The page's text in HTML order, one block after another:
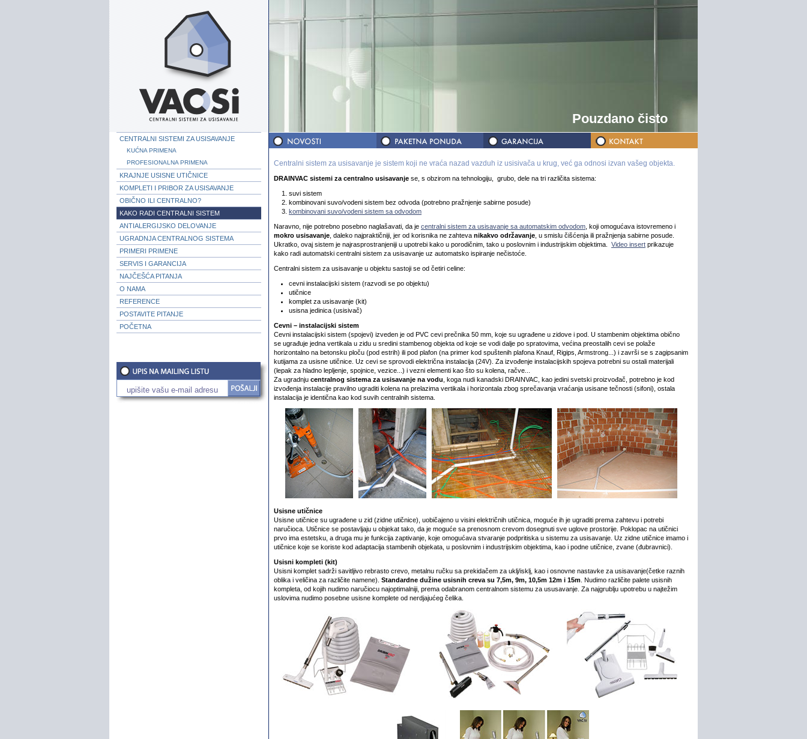
Centralni sistem za usisavanje je sistem koji ne vraća nazad vazduh iz usisivača u krug, već ga odnosi izvan vašeg objekta.
DRAINVAC sistemi za centralno usisavanje se, s obzirom na tehnologiju, grubo, dele na tri različita sistema:
suvi sistem
kombinovani suvo/vodeni sistem bez odvoda (potrebno pražnjenje sabirne posude)
kombinovani suvo/vodeni sistem sa odvodom
Naravno, nije potrebno posebno naglašavati, da je centralni sistem za usisavanje sa automatskim odvodom , koji omogućava istovremeno i
mokro usisavanje , daleko najpraktičniji, jer od korisnika ne zahteva nikakvo održavanje , u smislu čišćenja ili pražnjenja sabirne posude.
Ukratko, ovaj sistem je najrasprostranjeniji u upotrebi kako u porodičnim, tako u poslovnim i industrijskim objektima. Video insert prikazuje
kako radi automatski centralni sistem za usisavanje uz automatsko ispiranje nečistoće.
Centralni sistem za usisavanje u objektu sastoji se od četiri celine:
cevni instalacijski sistem (razvodi se po objektu)
utičnice
komplet za usisavanje (kit)
usisna jedinica (usisivač)
Cevni – instalacijski sistem
Cevni instalacijski sistem (spojevi) izveden je od PVC cevi prečnika 50 mm, koje su ugrađene u zidove i pod. U stambenim objektima obično
se ugrađuje jedna vertikala u zidu u sredini stambenog objekta od koje se vodi dalje po spratovima, većina preostalih cevi se polaže
horizontalno na betonsku ploču (pod estrih) ili pod plafon (na primer kod spuštenih plafona Knauf, Rigips, Armstrong...) i završi se s zagipsanim
kutijama za usisne utičnice. Uz cevi se sprovodi električna instalacija (24V). Za izvođenje instalacijskih spojeva potrebni su ostali materijali
(lepak za hladno lepljenje, spojnice, vezice...) i vezni elementi kao što su kolena, račve...
Za ugradnju centralnog sistema za usisavanje na vodu , koga nudi kanadski DRAINVAC, kao jedini svetski proizvođač, potrebno je kod
izvođenja instalacije pravilno ugraditi kolena na prelazima vertikala i horizontala zbog sprečavanja vraćanja usisane tečnosti (sifoni), ostala
instalacija je identična kao kod suvih centralnih sistema.
Usisne utičnice
Usisne utičnice su ugrađene u zid (zidne utičnice), uobičajeno u visini električnih utičnica, moguće ih je ugraditi prema zahtevu i potrebi
naručioca. Utičnice se postavljaju u objekat tako, da je moguće sa prenosnom crevom dosegnuti sve uglove prostorije. Poklopac na utičnici
prvo ima estetsku, a druga mu je funkcija zaptivanje, koje omogućava stvaranje podpritiska u sistemu za usisavanje. Uz zidne utičnice imamo i
utičnice koje se koriste kod adaptacija stambenih objekata, u poslovnim i industrijskim objektima, kao i podne utičnice, zvane (đubravnici).
Usisni kompleti (kit)
Usisni komplet sadrži savitljivo rebrasto crevo, metalnu ručku sa prekidačem za uklj/isklj, kao i osnovne nastavke za usisavanje(četke raznih
oblika i veličina za različite namene). Standardne dužine usisnih creva su 7,5m, 9m, 10,5m 12m i 15m . Nudimo različite palete usisnih
kompleta, od kojih nudimo naručiocu najoptimalniji, prema odabranom centralnom sistemu za ususavanje. Za najgrublju upotrebu u najtežim
uslovima nudimo posebne usisne komplete od nerdjajućeg čelika.
CENTRALNI SISTEMI ZA USISAVANJE
KUĆNA PRIMENA
PROFESIONALNA PRIMENA
KRAJNJE USISNE UTIČNICE
KOMPLETI I PRIBOR ZA USISAVANJE
OBIČNO ILI CENTRALNO?
KAKO RADI CENTRALNI SISTEM
ANTIALERGIJSKO DELOVANJE
UGRADNJA CENTRALNOG SISTEMA
PRIMERI PRIMENE
SERVIS I GARANCIJA
NAJČEŠĆA PITANJA
O NAMA
REFERENCE
POSTAVITE PITANJE
POČETNA
Pouzdano čisto